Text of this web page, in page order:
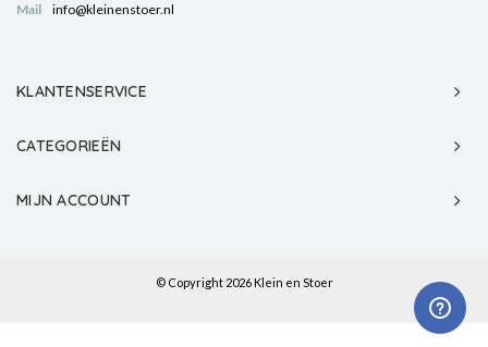
Mail info@kleinenstoer.nl
KLANTENSERVICE
CATEGORIEËN
MIJN ACCOUNT
© Copyright 2026 Klein en Stoer